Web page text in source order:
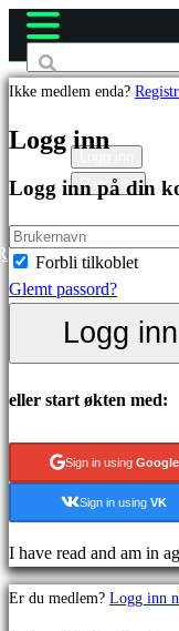
Spill
Utvalgt
Nyutgivelser
Gratis
spille
Kategorier
Stategispill
Eventyrspill
MMO
spill
RPG
spill
Sportsspill
Registrer
Ikke medlem enda?
Logg inn
Logg inn på din
Forbli tilkoblet
Glemt passord?
Logg inn
eller start økten med:
Sign in using Google
Sign in using VK
I have read and am in
Er du medlem? Logg inn